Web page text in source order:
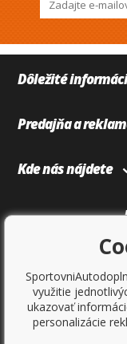
Dôležité
Predajňa a
Kde nás nájdete
využitie
ukazovať
personalizácie